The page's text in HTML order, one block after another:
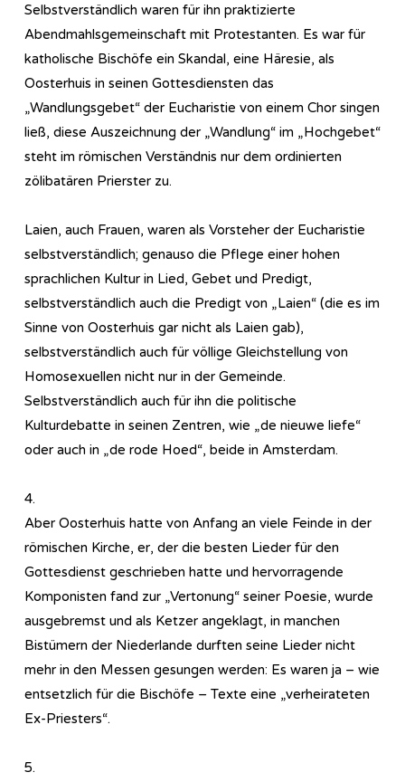
Selbstverständlich waren für ihn praktizierte
Abendmahlsgemeinschaft mit Protestanten. Es war für
katholische Bischöfe ein Skandal, eine Häresie, als
Oosterhuis in seinen Gottesdiensten das
„Wandlungsgebet“ der Eucharistie von einem Chor singen
ließ, diese Auszeichnung der „Wandlung“ im „Hochgebet“
steht im römischen Verständnis nur dem ordinierten
zölibatären Prierster zu.
Laien, auch Frauen, waren als Vorsteher der Eucharistie
selbstverständlich; genauso die Pflege einer hohen
sprachlichen Kultur in Lied, Gebet und Predigt,
selbstverständlich auch die Predigt von „Laien“ (die es im
Sinne von Oosterhuis gar nicht als Laien gab),
selbstverständlich auch für völlige Gleichstellung von
Homosexuellen nicht nur in der Gemeinde.
Selbstverständlich auch für ihn die politische
Kulturdebatte in seinen Zentren, wie „de nieuwe liefe“
oder auch in „de rode Hoed“, beide in Amsterdam.
4.
Aber Oosterhuis hatte von Anfang an viele Feinde in der
römischen Kirche, er, der die besten Lieder für den
Gottesdienst geschrieben hatte und hervorragende
Komponisten fand zur „Vertonung“ seiner Poesie, wurde
ausgebremst und als Ketzer angeklagt, in manchen
Bistümern der Niederlande durften seine Lieder nicht
mehr in den Messen gesungen werden: Es waren ja – wie
entsetzlich für die Bischöfe – Texte eine „verheirateten
Ex-Priesters“.
5.